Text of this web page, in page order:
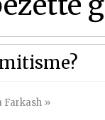
Farkash »